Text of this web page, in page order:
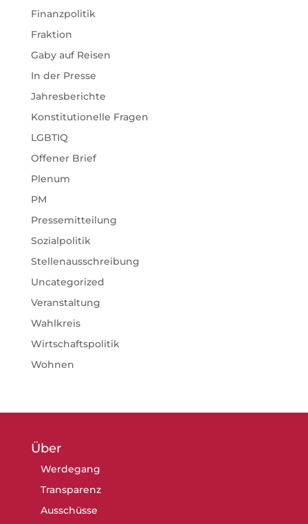
Finanzpolitik
Fraktion
Gaby auf Reisen
In der Presse
Jahresberichte
Konstitutionelle Fragen
LGBTIQ
Offener Brief
Plenum
PM
Pressemitteilung
Sozialpolitik
Stellenausschreibung
Uncategorized
Veranstaltung
Wahlkreis
Wirtschaftspolitik
Wohnen
Über
Werdegang
Transparenz
Ausschüsse